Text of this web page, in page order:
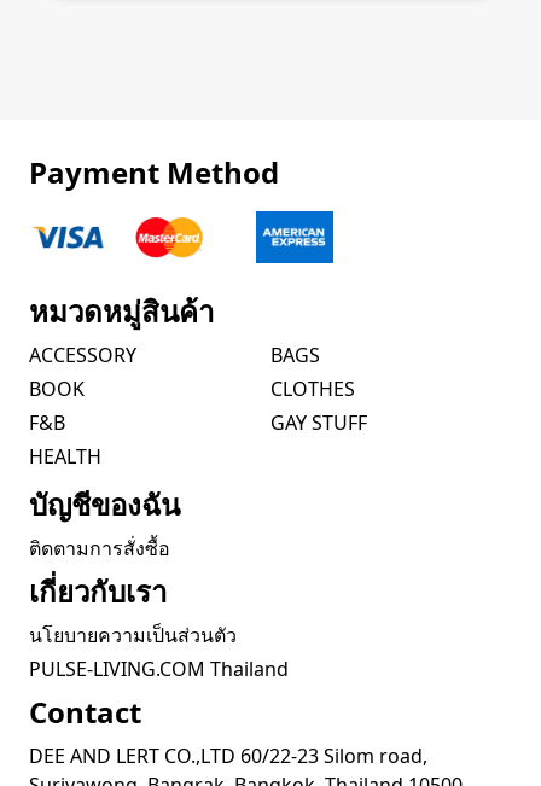
Payment Method
หมวดหมู่สินค้า
ACCESSORY
BAGS
BOOK
CLOTHES
F&B
GAY STUFF
HEALTH
บัญชีของฉัน
ติดตามการสั่งซื้อ
เกี่ยวกับเรา
นโยบายความเป็นส่วนตัว
PULSE-LIVING.COM Thailand
Contact
DEE AND LERT CO.,LTD 60/22-23 Silom road,